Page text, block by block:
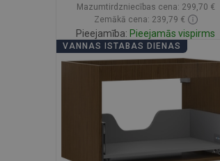
Mazumtirdzniecības cena: 299,70 €
Zemākā cena: 239,79 €
Pieejamība: Pieejamās vispirms
Ielikt grozā
Iecienītākie
VANNAS ISTABAS DIENAS